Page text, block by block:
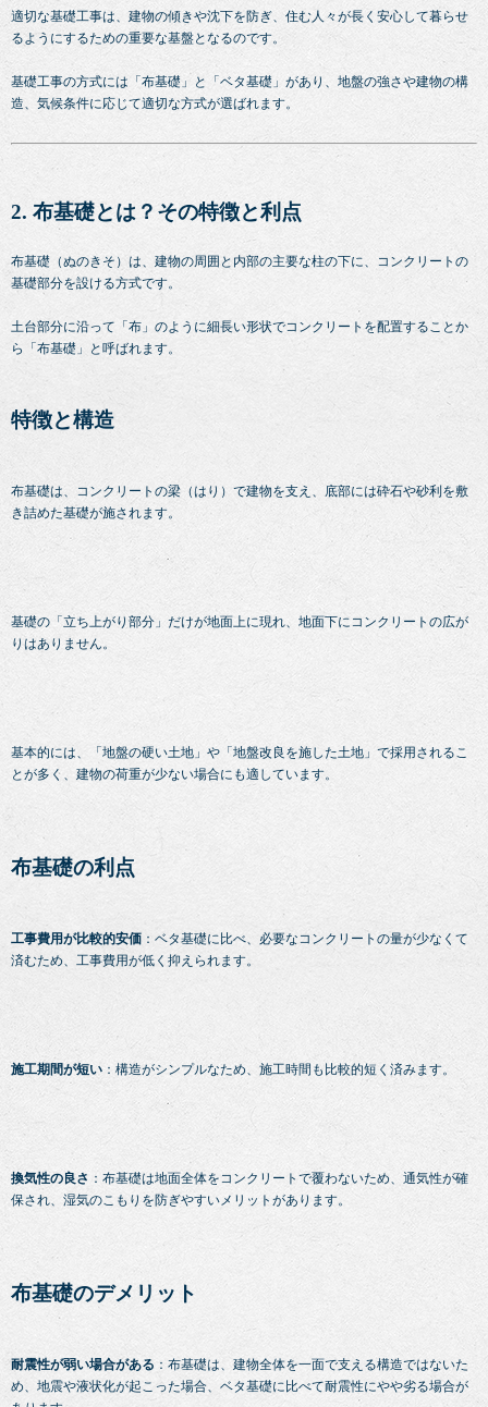
適切な基礎工事は、建物の傾きや沈下を防ぎ、住む人々が長く安心して暮らせ
るようにするための重要な基盤となるのです。
基礎工事の方式には「布基礎」と「ベタ基礎」があり、地盤の強さや建物の構
造、気候条件に応じて適切な方式が選ばれます。
2. 布基礎とは？その特徴と利点
布基礎（ぬのきそ）は、建物の周囲と内部の主要な柱の下に、コンクリートの
基礎部分を設ける方式です。
土台部分に沿って「布」のように細長い形状でコンクリートを配置することか
ら「布基礎」と呼ばれます。
特徴と構造
布基礎は、コンクリートの梁（はり）で建物を支え、底部には砕石や砂利を敷
き詰めた基礎が施されます。
基礎の「立ち上がり部分」だけが地面上に現れ、地面下にコンクリートの広が
りはありません。
基本的には、「地盤の硬い土地」や「地盤改良を施した土地」で採用されるこ
とが多く、建物の荷重が少ない場合にも適しています。
布基礎の利点
工事費用が比較的安価 ：ベタ基礎に比べ、必要なコンクリートの量が少なくて
済むため、工事費用が低く抑えられます。
施工期間が短い ：構造がシンプルなため、施工時間も比較的短く済みます。
換気性の良さ ：布基礎は地面全体をコンクリートで覆わないため、通気性が確
保され、湿気のこもりを防ぎやすいメリットがあります。
布基礎のデメリット
耐震性が弱い場合がある ：布基礎は、建物全体を一面で支える構造ではないた
め、地震や液状化が起こった場合、ベタ基礎に比べて耐震性にやや劣る場合が